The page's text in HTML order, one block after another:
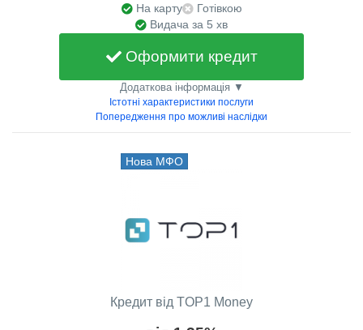
На карту
Готівкою
Видача за 5 хв
Оформити кредит
Додаткова інформація ▼
Істотні характеристики послуги
Попередження про можливі наслідки
Нова МФО
Кредит від TOP1 Money